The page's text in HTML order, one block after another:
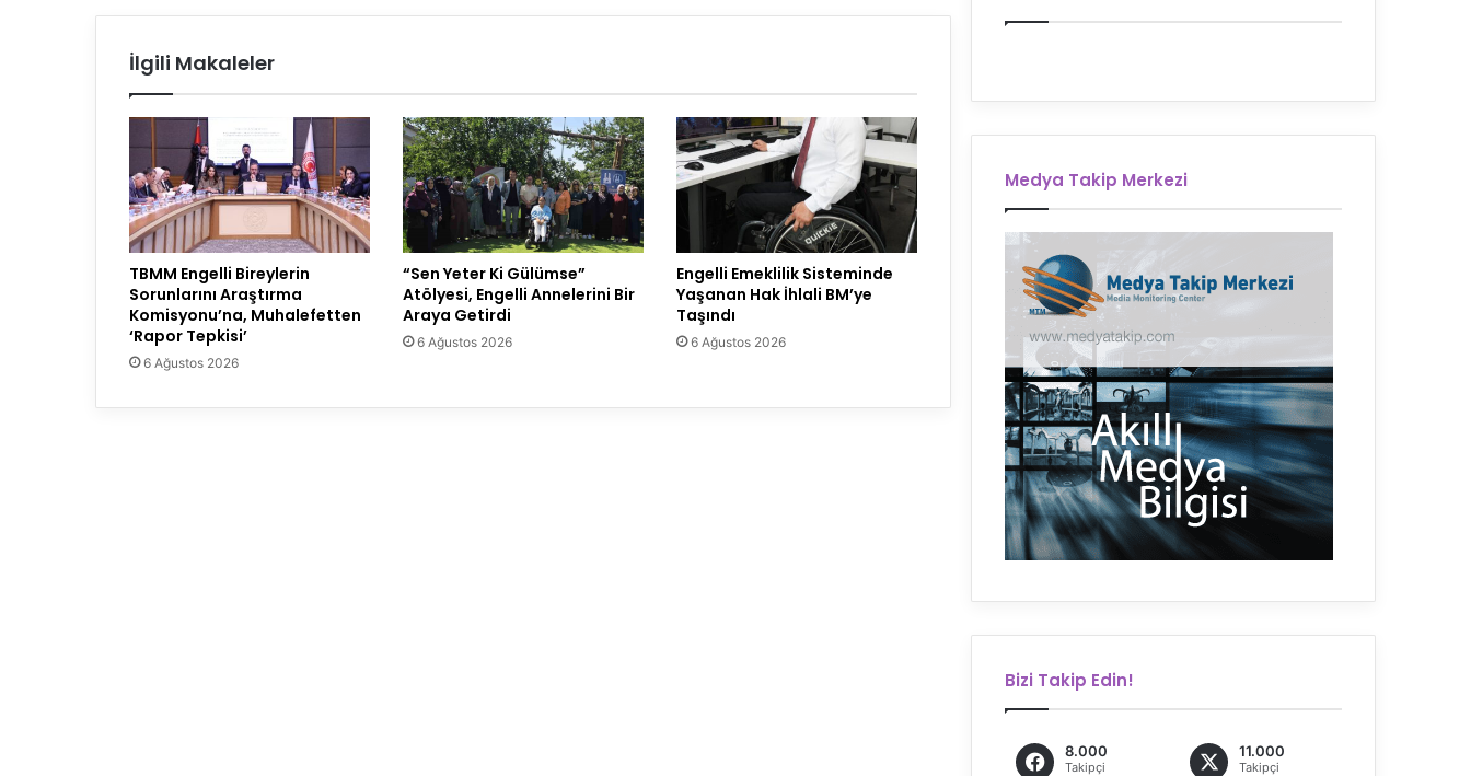
İlgili Makaleler
TBMM Engelli Bireylerin
Sorunlarını Araştırma
Komisyonu’na, Muhalefetten
‘Rapor Tepkisi’
6 Ağustos 2026
“Sen Yeter Ki Gülümse”
Atölyesi, Engelli Annelerini Bir
Araya Getirdi
6 Ağustos 2026
Engelli Emeklilik Sisteminde
Yaşanan Hak İhlali BM’ye
Taşındı
6 Ağustos 2026
Medya Takip Merkezi
Bizi Takip Edin!
8.000
Takipçi
11.000
Takipçi